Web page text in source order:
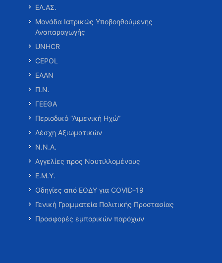
ΕΛ.ΑΣ.
Μονάδα Ιατρικώς Υποβοηθούμενης
Αναπαραγωγής
UNHCR
CEPOL
ΕΑΑΝ
Π.Ν.
ΓΕΕΘΑ
Περιοδικό “Λιμενική Ηχώ”
Λέσχη Αξιωματικών
Ν.Ν.Α.
Αγγελίες προς Ναυτιλλομένους
Ε.Μ.Υ.
Οδηγίες από ΕΟΔΥ για COVID-19
Γενική Γραμματεία Πολιτικής Προστασίας
Προσφορές εμπορικών παρόχων